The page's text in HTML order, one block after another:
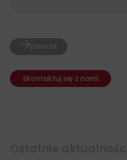
powrót
Skontaktuj się z nami